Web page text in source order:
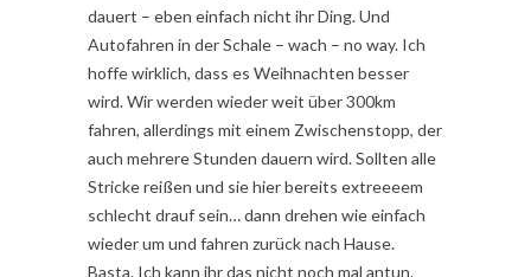
dauert – eben einfach nicht ihr Ding. Und
Autofahren in der Schale – wach – no way. Ich
hoffe wirklich, dass es Weihnachten besser
wird. Wir werden wieder weit über 300km
fahren, allerdings mit einem Zwischenstopp, der
auch mehrere Stunden dauern wird. Sollten alle
Stricke reißen und sie hier bereits extreeeem
schlecht drauf sein… dann drehen wie einfach
wieder um und fahren zurück nach Hause.
Basta. Ich kann ihr das nicht noch mal antun.